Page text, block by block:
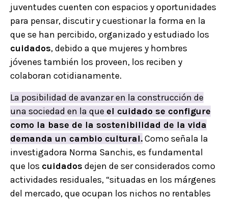
juventudes cuenten con espacios y oportunidades
para pensar, discutir y cuestionar la forma en la
que se han percibido, organizado y estudiado los
cuidados, debido a que mujeres y hombres
jóvenes también los proveen, los reciben y
colaboran cotidianamente.
La posibilidad de avanzar en la construcción de
una sociedad en la que el cuidado se configure
como la base de la sostenibilidad de la vida
demanda un cambio cultural.Como señala la
investigadora Norma Sanchis, es fundamental
que los cuidados dejen de ser considerados como
actividades residuales, “situadas en los márgenes
del mercado, que ocupan los nichos no rentables